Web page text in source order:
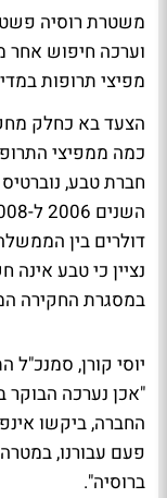
משטרת רוסיה
וערכה חיפוש
מפיצי תרופות
הצעד בא כחלק
כמה ממפיצי
חברת טבע,
דולרים בין
נציין כי טבע
במסגרת החקירה
"אכן נערכה
החברה, ביקשו
פעם עבורנו,
ברוסיה".